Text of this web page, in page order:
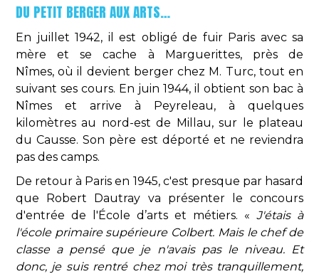
DU PETIT BERGER AUX ARTS…
En juillet 1942, il est obligé de fuir Paris avec sa
mère et se cache à Marguerittes, près de
Nîmes, où il devient berger chez M. Turc, tout en
suivant ses cours. En juin 1944, il obtient son bac à
Nîmes et arrive à Peyreleau, à quelques
kilomètres au nord-est de Millau, sur le plateau
du Causse. Son père est déporté et ne reviendra
pas des camps.
De retour à Paris en 1945, c'est presque par hasard
que Robert Dautray va présenter le concours
d'entrée de l'École d’arts et métiers. « J'étais à
l'école primaire supérieure Colbert. Mais le chef de
classe a pensé que je n'avais pas le niveau. Et
donc, je suis rentré chez moi très tranquillement,